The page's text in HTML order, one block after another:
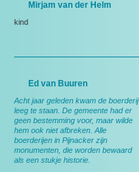
Mirjam van der Helm
kind
Ed van Buuren
Acht jaar geleden kwam de boerderij
leeg te staan. De gemeente had er
geen bestemming voor, maar wilde
hem ook niet afbreken. Alle
boerderijen in Pijnacker zijn
monumenten, die worden bewaard
als een stukje historie.